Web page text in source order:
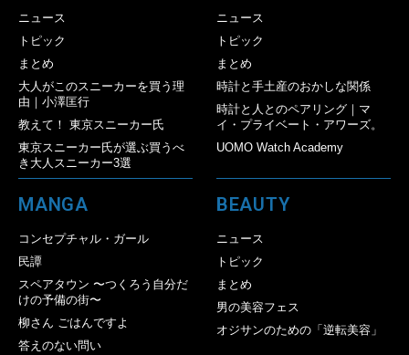
ニュース
トピック
まとめ
大人がこのスニーカーを買う理
由｜小澤匡行
教えて！ 東京スニーカー氏
東京スニーカー氏が選ぶ買うべ
き大人スニーカー3選
ニュース
トピック
まとめ
時計と手土産のおかしな関係
時計と人とのペアリング｜マ
イ・プライベート・アワーズ。
UOMO Watch Academy
MANGA
コンセプチャル・ガール
民譚
スペアタウン 〜つくろう自分だ
けの予備の街〜
柳さん ごはんですよ
答えのない問い
BEAUTY
ニュース
トピック
まとめ
男の美容フェス
オジサンのための「逆転美容」